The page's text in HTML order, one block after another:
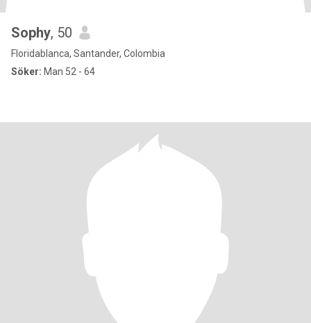
Sophy, 50
Floridablanca, Santander, Colombia
Söker: Man 52 - 64